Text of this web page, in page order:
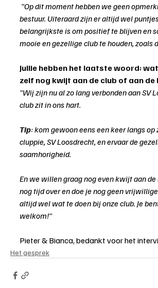
"Op dit moment hebben we geen
bestuur. Uiteraard zijn er altijd wel
belangrijkste is om positief te blijven en
mooie en gezellige club te houden, zoals
Jullie hebben het laatste woord:
zelf nog kwijt aan de club of aan de
"Wij zijn nu al zo lang verbonden aan SV
club zit in ons hart.
Tip: kom gewoon eens een keer langs
cluppie, SV Loosdrecht, en ervaar de
saamhorigheid.
En we willen graag nog even kwijt aan de
nog tijd over en doe je nog geen
altijd wel wat te doen bij onze club. Je
welkom!"
Pieter & Bianca, bedankt voor het
Het gesprek